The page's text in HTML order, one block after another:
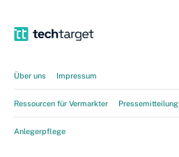
Über uns Impressum
Ressourcen für Vermarkter Pressemitteilung
Anlegerpflege